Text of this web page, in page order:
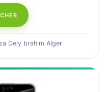
Dely brahim Alger